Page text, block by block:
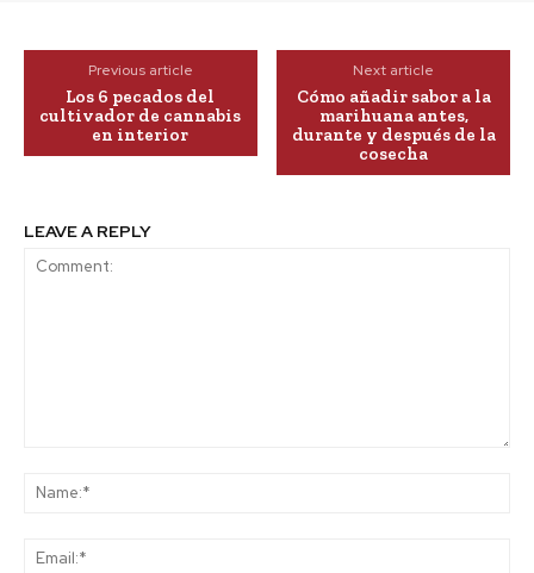
Previous article
Los 6 pecados del
cultivador de cannabis
en interior
Next article
Cómo añadir sabor a la
marihuana antes,
durante y después de la
cosecha
LEAVE A REPLY